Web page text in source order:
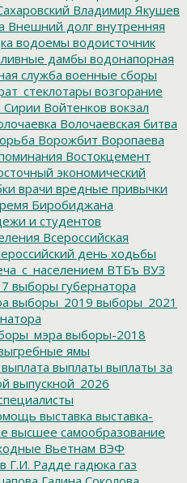
Владимир Якушев
Внешний долг внутренняя
водоемы водоисточник
дамбы водонапорная
служба военные сборы
возгорание
Сирии Войтенков вокзал
Волочаевская битва
Ворожбит Воропаева
Востокцемент
экономический
врачи вредные привычки
Биробиджана
и студентов
Всероссийская
день ходьбы
ВТБъ ВУЗ
выборы губернатора
выборы_2019 выборы_2021
выборы-2018
ямы
выплата выплаты выплаты за
выпускной_2026
выставка выставка-
высшее самообразование
Вьетнам ВЭФ
Г.И. Радде гадюка газ